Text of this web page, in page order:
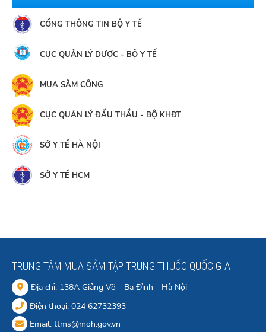
CỔNG THÔNG TIN BỘ Y TẾ
CỤC QUẢN LÝ DƯỢC - BỘ Y TẾ
MUA SẮM CÔNG
CỤC QUẢN LÝ ĐẤU THẦU - BỘ KHĐT
SỞ Y TẾ HÀ NỘI
SỞ Y TẾ HCM
TRUNG TÂM MUA SẮM TẬP TRUNG THUỐC QUỐC GIA
Địa chỉ: 138A Giảng Võ - Ba Đình - Hà Nội
Điện thoại: 024 62732393
Email: ttms@moh.gov.vn